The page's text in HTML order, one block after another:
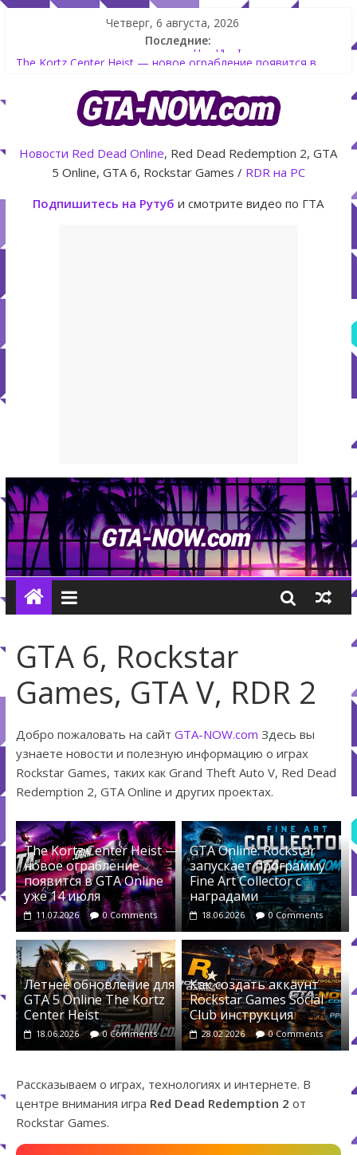
Четверг, 6 августа, 2026
Последние:
Shitzu Keitora машина из Японии для дрифта в GTA Online
GTA Online уже 14 июля
GTA Online: Rockstar запускает программу Fine Art Collector
с наградами
Летнее обновление для GTA 5 Online The Kortz Center Heist
Как создать аккаунт Rockstar Games Social Club инструкция
Новости Red Dead Online, Red Dead Redemption 2, GTA
5 Online, GTA 6, Rockstar Games / RDR на PC
Подпишитесь на Рутуб и смотрите видео по ГТА
GTA 6, Rockstar
Games, GTA V, RDR 2
Добро пожаловать на сайт GTA-NOW.com Здесь вы
узнаете новости и полезную информацию о играх
Rockstar Games, таких как Grand Theft Auto V, Red Dead
Redemption 2, GTA Online и других проектах.
The Kortz Center Heist —
новое ограбление
появится в GTA Online
уже 14 июля
11.07.2026 0 Comments
GTA Online: Rockstar
запускает программу
Fine Art Collector с
наградами
18.06.2026 0 Comments
Летнее обновление для
GTA 5 Online The Kortz
Center Heist
18.06.2026 0 Comments
Как создать аккаунт
Rockstar Games Social
Club инструкция
28.02.2026 0 Comments
Рассказываем о играх, технологиях и интернете. В
центре внимания игра Red Dead Redemption 2 от
Rockstar Games.